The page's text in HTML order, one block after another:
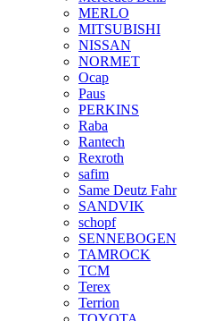
MERLO
MITSUBISHI
NISSAN
NORMET
Ocap
Paus
PERKINS
Raba
Rantech
Rexroth
safim
Same Deutz Fahr
SANDVIK
schopf
SENNEBOGEN
TAMROCK
TCM
Terex
Terrion